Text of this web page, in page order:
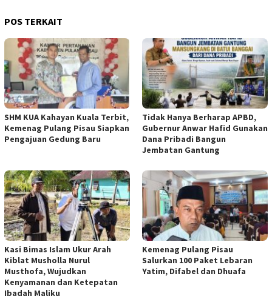
POS TERKAIT
SHM KUA Kahayan Kuala Terbit,
Kemenag Pulang Pisau Siapkan
Pengajuan Gedung Baru
Tidak Hanya Berharap APBD,
Gubernur Anwar Hafid Gunakan
Dana Pribadi Bangun
Jembatan Gantung
Kasi Bimas Islam Ukur Arah
Kiblat Musholla Nurul
Musthofa, Wujudkan
Kenyamanan dan Ketepatan
Ibadah Maliku
Kemenag Pulang Pisau
Salurkan 100 Paket Lebaran
Yatim, Difabel dan Dhuafa